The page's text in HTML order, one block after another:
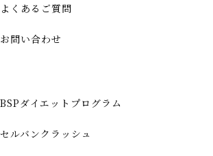
よくあるご質問
お問い合わせ
BSPダイエットプログラム
セルバンクラッシュ